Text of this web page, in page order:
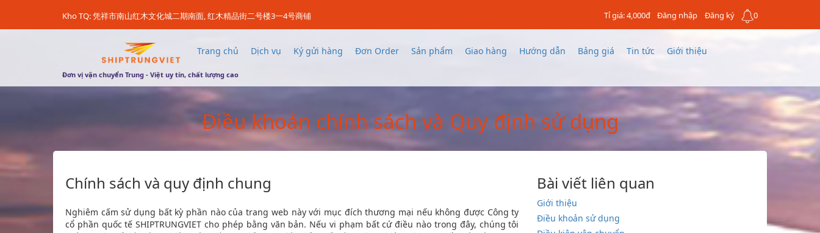
Kho TQ: 凭祥市南山红木文化城二期南面, 红木精品街二号楼3一4号商铺 Tỉ giá: 4,000đ Đăng nhập Đăng ký 0
Trang chủ Dịch vụ Ký gửi hàng Đơn Order Sản phẩm Giao hàng Hướng dẫn Bảng giá Tin tức Giới thiệu
Đơn vị vận chuyển Trung - Việt uy tín, chất lượng cao
Điều khoản chính sách và Quy định sử dụng
Chính sách và quy định chung
Nghiêm cấm sử dụng bất kỳ phần nào của trang web này với mục đích thương mại nếu không được Công ty
cổ phần quốc tế SHIPTRUNGVIET cho phép bằng văn bản. Nếu vi phạm bất cứ điều nào trong đây, chúng tôi
Bài viết liên quan
Giới thiệu
Điều khoản sử dụng